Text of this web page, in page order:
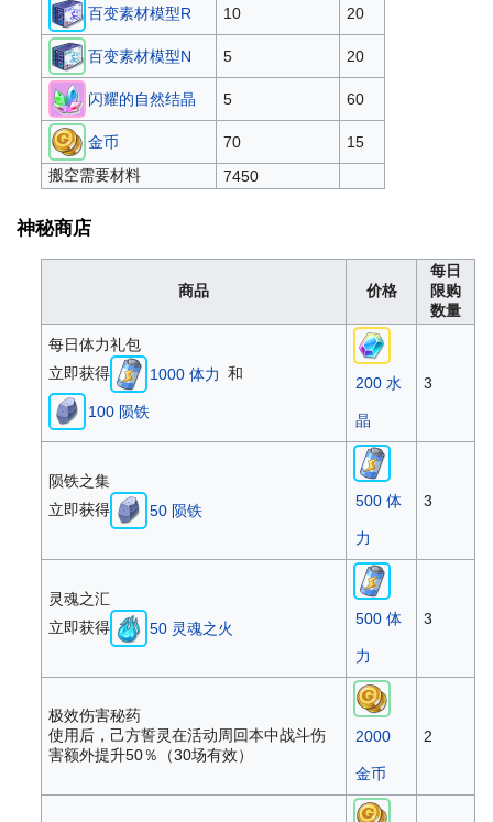
百变素材模型R 10 20
百变素材模型N 5 20
闪耀的自然结晶 5 60
金币 70
15
搬空需要材料
7450
神秘商店
商品 价格
每日
限购
数量
每日体力礼包
立即获得
1000 体力 和
100 陨铁
200 水
晶
3
陨铁之集
立即获得
50 陨铁
500 体
力
3
灵魂之汇
立即获得
50 灵魂之火
500 体
力
3
极效伤害秘药
使用后，己方誓灵在活动周回本中战斗伤
害额外提升50％（30场有效）
2000
金币
2